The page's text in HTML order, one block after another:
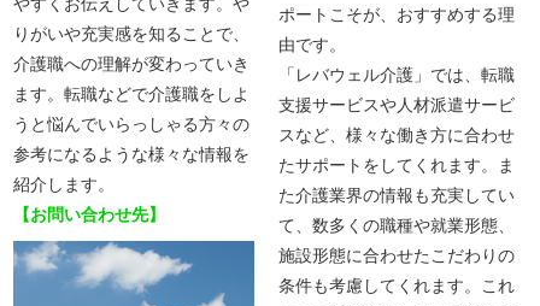
ポートこそが、おすすめする理
由です。
「レバウェル介護」では、転職
支援サービスや人材派遣サービ
スなど、様々な働き方に合わせ
たサポートをしてくれます。ま
た介護業界の情報も充実してい
て、数多くの職種や就業形態、
施設形態に合わせたこだわりの
条件も考慮してくれます。これ
りがいや充実感を知ることで、
介護職への理解が変わっていき
ます。転職などで介護職をしよ
うと悩んでいらっしゃる方々の
参考になるような様々な情報を
紹介します。
【お問い合わせ先】